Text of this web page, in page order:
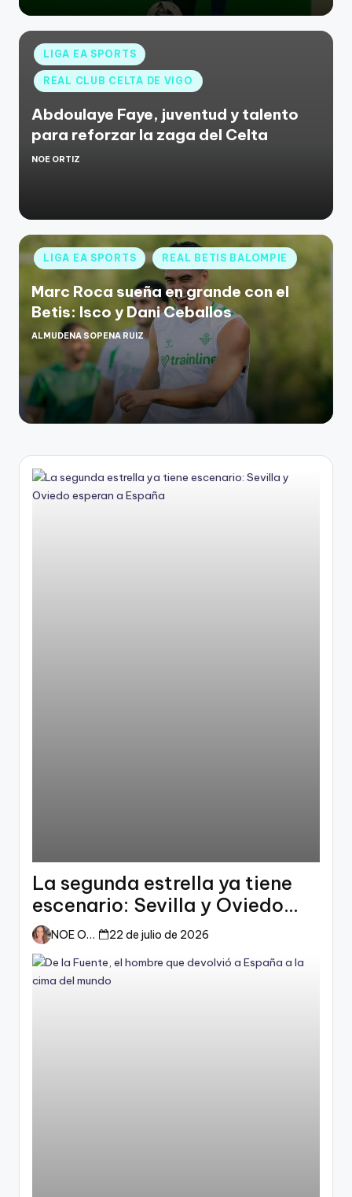
LIGA EA SPORTS
REAL CLUB CELTA DE VIGO
Abdoulaye Faye, juventud y talento
para reforzar la zaga del Celta
NOE ORTIZ
LIGA EA SPORTS REAL BETIS BALOMPIE
Marc Roca sueña en grande con el
Betis: Isco y Dani Ceballos
ALMUDENA SOPENA RUIZ
La segunda estrella ya tiene
escenario: Sevilla y Oviedo
esperan a España
NOE ORTIZ 22 de julio de 2026